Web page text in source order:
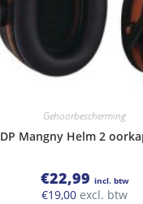
Gehoorbescherming
DP Mangny Helm 2
€22,99 incl. btw
€19,00 excl. btw